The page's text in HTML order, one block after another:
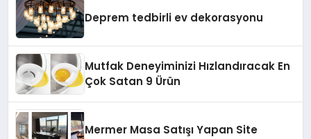
Deprem tedbirli ev dekorasyonu
Mutfak Deneyiminizi Hızlandıracak En
Çok Satan 9 Ürün
Mermer Masa Satışı Yapan Site